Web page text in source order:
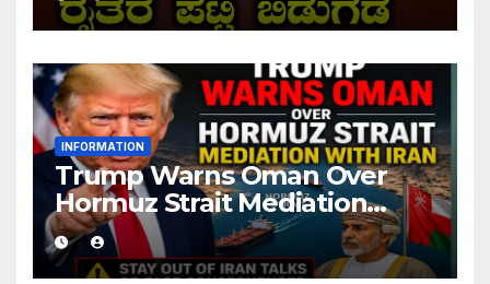
INFORMATION
Trump Warns Oman Over
Hormuz Strait Mediation
With Iran